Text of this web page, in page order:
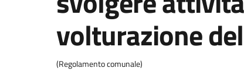
volturazione
(Regolamento comunale)